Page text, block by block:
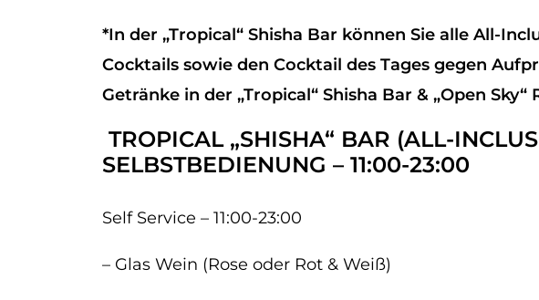
*In der „Tropical“ Shisha Bar können Sie alle All-
Cocktails sowie den Cocktail des Tages gegen
Getränke in der „Tropical“ Shisha Bar & „Open Sky“
TROPICAL „SHISHA“ BAR (ALL-
SELBSTBEDIENUNG – 11:00-23:00
Self Service – 11:00-23:00
– Glas Wein (Rose oder Rot & Weiß)